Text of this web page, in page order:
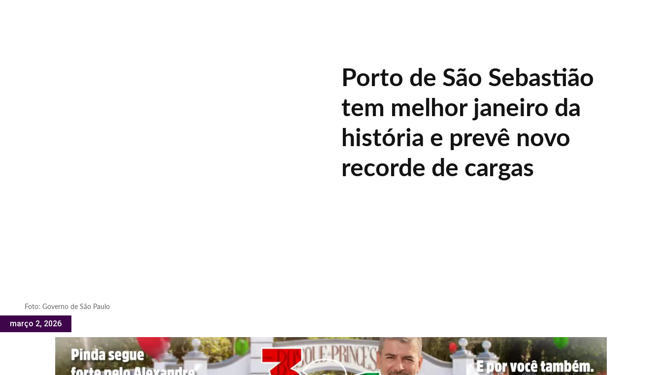
Foto: Governo de São Paulo
março 2, 2026
Porto de São Sebastião
tem melhor janeiro da
história e prevê novo
recorde de cargas